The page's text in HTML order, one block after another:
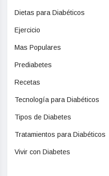
Dietas para Diabéticos
Ejercicio
Mas Populares
Prediabetes
Recetas
Tecnología para Diabéticos
Tipos de Diabetes
Tratamientos para Diabéticos
Vivir con Diabetes